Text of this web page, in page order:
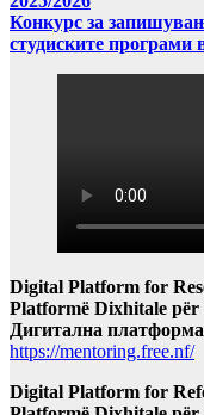
Конкурс за
студиските програми
Digital Platform for
Platformë Dixhitale
Дигитална
https://mentoring.free.nf/
Digital Platform for